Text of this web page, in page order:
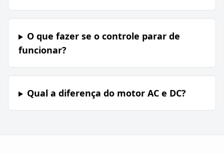
O que fazer se o controle parar de
funcionar?
Qual a diferença do motor AC e DC?